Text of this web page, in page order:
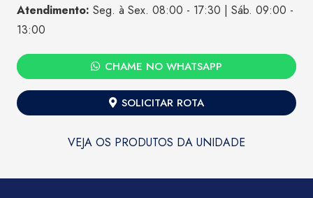
Atendimento: Seg. à Sex. 08:00 - 17:30 | Sáb. 09:00 -
13:00
CHAME NO WHATSAPP
SOLICITAR ROTA
VEJA OS PRODUTOS DA UNIDADE